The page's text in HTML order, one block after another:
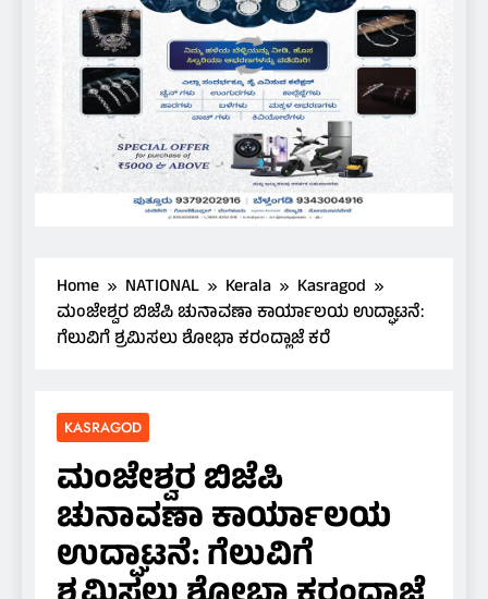
Home NATIONAL Kerala
Kasragod
ಮಂಜೇಶ್ವರ ಬಿಜೆಪಿ ಚುನಾವಣಾ ಕಾರ್ಯಾಲಯ ಉದ್ಘಾಟನೆ:
ಗೆಲುವಿಗೆ ಶ್ರಮಿಸಲು ಶೋಭಾ ಕರಂದ್ಲಾಜೆ ಕರೆ
KASRAGOD
ಮಂಜೇಶ್ವರ ಬಿಜೆಪಿ
ಚುನಾವಣಾ ಕಾರ್ಯಾಲಯ
ಉದ್ಘಾಟನೆ: ಗೆಲುವಿಗೆ